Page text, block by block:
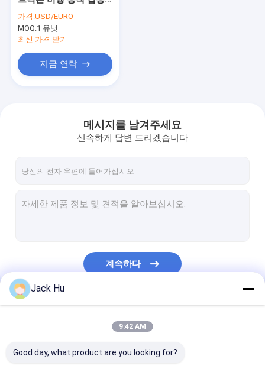
가격:USD/EURO
MOQ:1 유닛
최신 가격 받기
지금 연락
메시지를 남겨주세요
신속하게 답변 드리겠습니다
계속하다
Jack Hu
9:42 AM
Good day, what product are you looking for?